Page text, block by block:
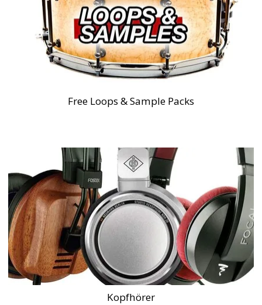
Free Loops & Sample Packs
Kopfhörer